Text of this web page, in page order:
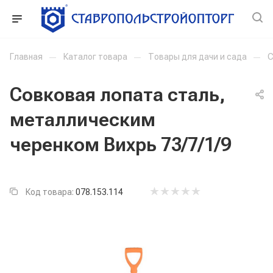
Главная — Каталог товара — Товары для дачи и сада —
Совковая лопата сталь,
металлическим
черенком Вихрь 73/7/1/9
Код товара: 078.153.114